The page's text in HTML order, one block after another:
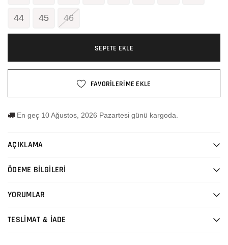
44 45 46
SEPETE EKLE
FAVORİLERİME EKLE
En geç 10 Ağustos, 2026 Pazartesi günü kargoda.
AÇIKLAMA
ÖDEME BİLGİLERİ
YORUMLAR
TESLİMAT & İADE